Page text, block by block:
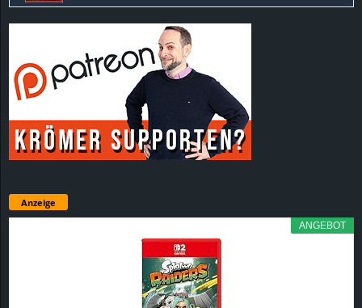
Anzeige
ANGEBOT